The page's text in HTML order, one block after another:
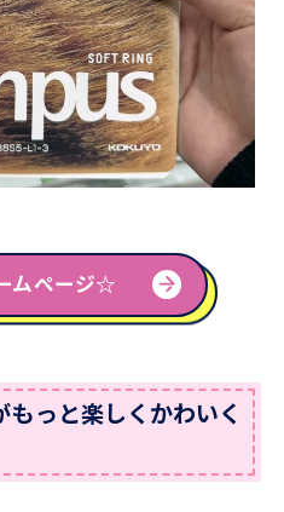
ムページ☆
っと楽しくかわいく